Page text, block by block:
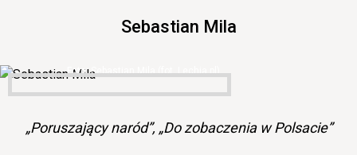
Sebastian Mila
Sebastian Mila (fot. Lechia.pl)
„Poruszający naród”, „Do zobaczenia w Polsacie”